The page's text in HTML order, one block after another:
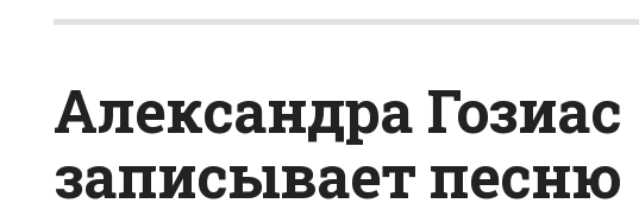
Александра Гозиас
записывает песню